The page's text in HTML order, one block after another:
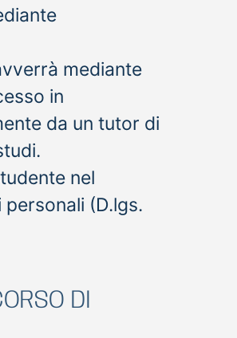
mediante
in
da un tutor di
nel
(D.lgs.
DI